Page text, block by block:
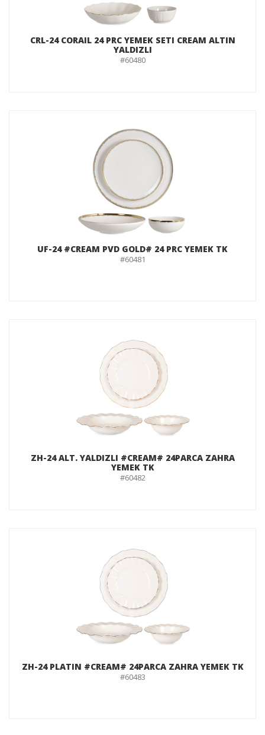
CRL-24 CORAIL 24 PRC YEMEK SETI CREAM ALTIN
YALDIZLI
#60480
UF-24 #CREAM PVD GOLD# 24 PRC YEMEK TK
#60481
ZH-24 ALT. YALDIZLI #CREAM# 24PARCA ZAHRA
YEMEK TK
#60482
ZH-24 PLATIN #CREAM# 24PARCA ZAHRA YEMEK TK
#60483